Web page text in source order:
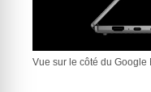
Vue sur le côté du Google